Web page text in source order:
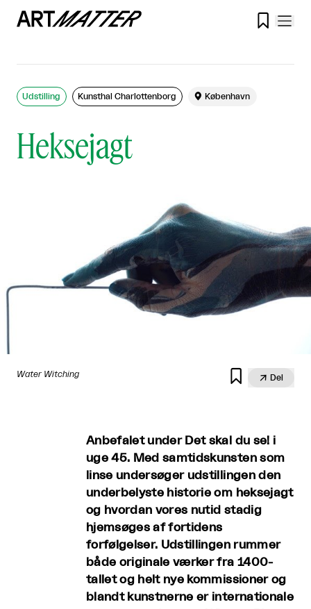

Heksejagt
Udstilling Kunsthal Charlottenborg  København
Water Witching   Del
Anbefalet under Det skal du se! i
uge 45. Med samtidskunsten som
linse undersøger udstillingen den
underbelyste historie om heksejagt
og hvordan vores nutid stadig
hjemsøges af fortidens
forfølgelser. Udstillingen rummer
både originale værker fra 1400-
tallet og helt nye kommissioner og
blandt kunstnerne er internationale